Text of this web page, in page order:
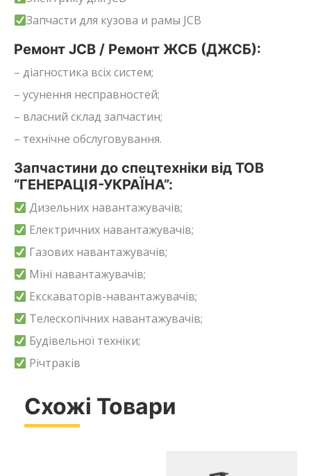
Запчасти для кузова и рамы JCB
Ремонт JCB / Ремонт ЖСБ (ДЖСБ):
– діагностика всіх систем;
– усунення несправностей;
– власний склад запчастин;
– технічне обслуговування.
Запчастини до спецтехніки від ТОВ
“ГЕНЕРАЦІЯ-УКРАЇНА”:
Дизельних навантажувачів;
Електричних навантажувачів;
Газових навантажувачів;
Міні навантажувачів;
Екскаваторів-навантажувачів;
Телескопічних навантажувачів;
Будівельної техніки;
Річтраків
Схожі Товари